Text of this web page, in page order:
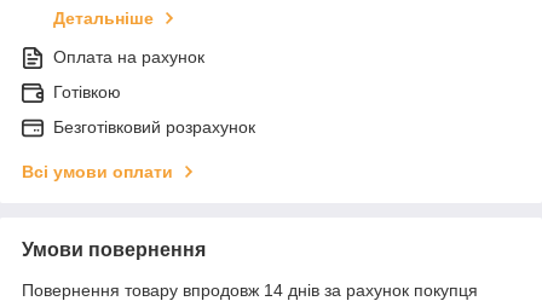
Детальніше
Оплата на рахунок
Готівкою
Безготівковий розрахунок
Всі умови оплати
Умови повернення
Повернення товару впродовж 14 днів за рахунок покупця